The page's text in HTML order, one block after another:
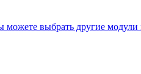
можете выбрать другие модули